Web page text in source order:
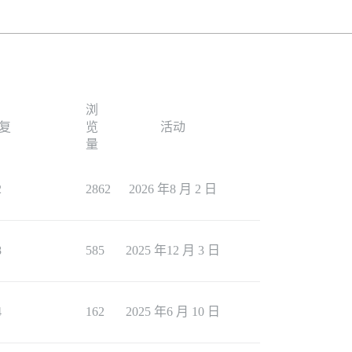
浏
览
量
活动
2862 2026 年8 月 2 日
585 2025 年12 月 3 日
162 2025 年6 月 10 日